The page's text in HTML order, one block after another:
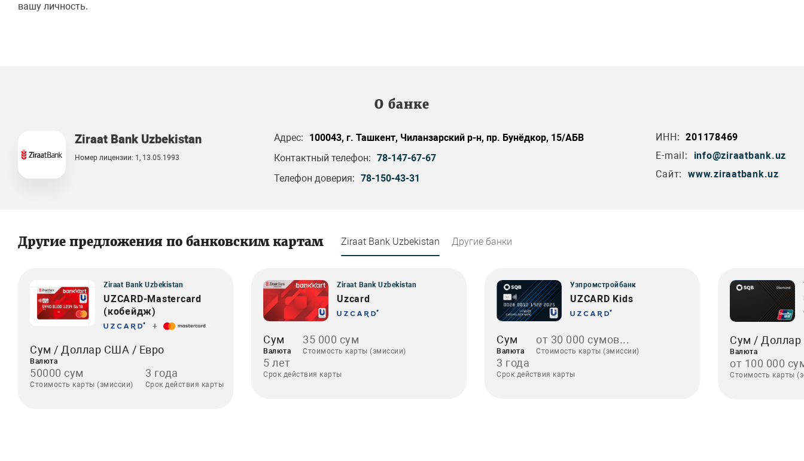
вашу личность.
О банке
Ziraat Bank Uzbekistan
Номер лицензии: 1, 13.05.1993
Адрес:
100043, г. Ташкент, Чиланзарский р-н, пр. Бунёдкор, 15/АБВ
Контактный телефон: 78-147-67-67
Телефон доверия: 78-150-43-31
ИНН: 201178469
E-mail:
info@ziraatbank.uz
Сайт:
www.ziraatbank.uz
Другие предложения по банковским картам Ziraat Bank Uzbekistan Другие банки
Ziraat Bank Uzbekistan
UZCARD-Mastercard
(кобейдж)
+
Сум / Доллар США / Евро
Валюта
50000 сум
Стоимость карты (эмиссии)
3 года
Срок действия карты
Ziraat Bank Uzbekistan
Uzcard
Сум
Валюта
35 000 сум
Стоимость карты (эмиссии)
5 лет
Срок действия карты
Узпромстройбанк
UZCARD Kids
Сум
Валюта
от 30 000 сумов...
Стоимость карты (эмиссии)
3 года
Срок действия карты
Сум /
Валюта
от 100 000
Стоимость карты